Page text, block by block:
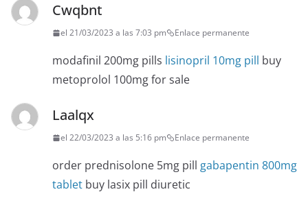
Cwqbnt
el 21/03/2023 a las 7:03 pm Enlace permanente
modafinil 200mg pills lisinopril 10mg pill buy
metoprolol 100mg for sale
Laalqx
el 22/03/2023 a las 5:16 pm Enlace permanente
order prednisolone 5mg pill gabapentin 800mg
tablet buy lasix pill diuretic